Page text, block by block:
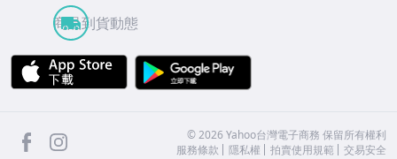
商品到貨動態
APP Store
facebook ©2026 Yahoo台灣電子商務 保留所有權利
服務條款
隱私權 拍賣使用規範 交易安全